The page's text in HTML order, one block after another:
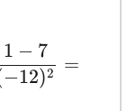
−12)2
1 − 7
=